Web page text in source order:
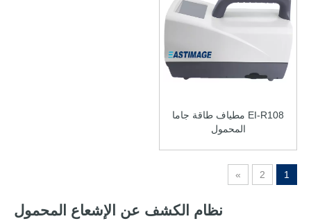
EI-R108 مطياف طاقة جاما
المحمول
1
2
»
نظام الكشف عن الإشعاع المحمول